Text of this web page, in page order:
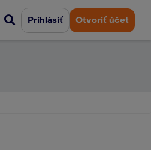
Prihlásiť Otvoriť účet